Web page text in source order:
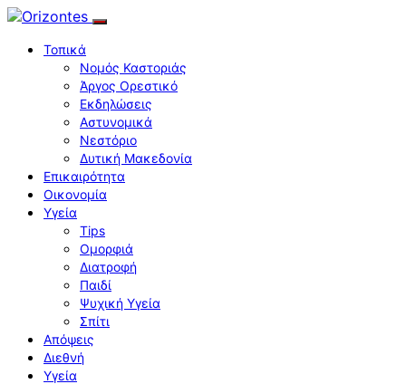
Τοπικά
Νομός Καστοριάς
Άργος Ορεστικό
Εκδηλώσεις
Αστυνομικά
Νεστόριο
Δυτική Μακεδονία
Επικαιρότητα
Οικονομία
Υγεία
Tips
Ομορφιά
Διατροφή
Παιδί
Ψυχική Υγεία
Σπίτι
Απόψεις
Διεθνή
Υγεία